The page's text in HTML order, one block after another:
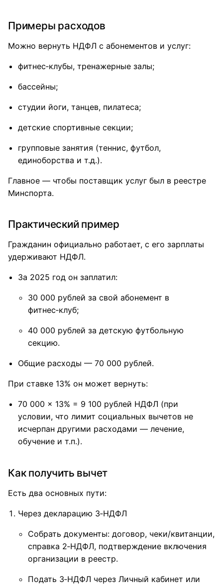
Примеры расходов
Можно вернуть НДФЛ с абонементов и услуг:
фитнес‑клубы, тренажерные залы;
бассейны;
студии йоги, танцев, пилатеса;
детские спортивные секции;
групповые занятия (теннис, футбол,
единоборства и т.д.).
Главное — чтобы поставщик услуг был в реестре
Минспорта.
Практический пример
Гражданин официально работает, с его зарплаты
удерживают НДФЛ.
За 2025 год он заплатил:
30 000 рублей за свой абонемент в
фитнес‑клуб;
40 000 рублей за детскую футбольную
секцию.
Общие расходы — 70 000 рублей.
При ставке 13% он может вернуть:
70 000 × 13% = 9 100 рублей НДФЛ (при
условии, что лимит социальных вычетов не
исчерпан другими расходами — лечение,
обучение и т.п.).
Как получить вычет
Есть два основных пути:
Через декларацию 3‑НДФЛ
Собрать документы: договор, чеки/квитанции,
справка 2‑НДФЛ, подтверждение включения
организации в реестр.
Подать 3‑НДФЛ через Личный кабинет или